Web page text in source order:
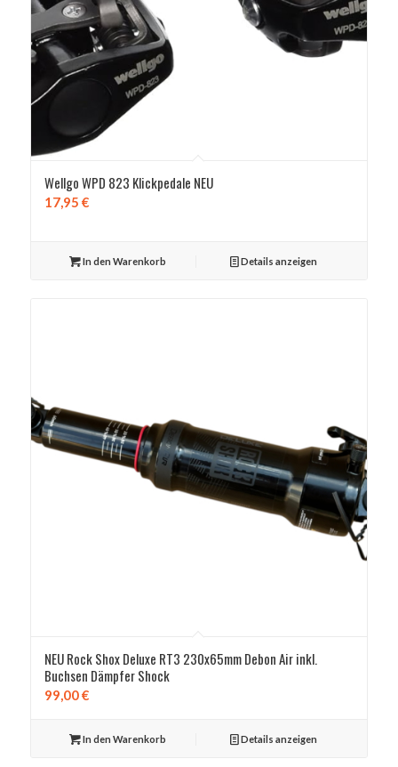
Wellgo WPD 823 Klickpedale NEU
17,95 €
In den Warenkorb Details anzeigen
NEU Rock Shox Deluxe RT3 230x65mm Debon Air inkl.
Buchsen Dämpfer Shock
99,00€
In den Warenkorb Details anzeigen